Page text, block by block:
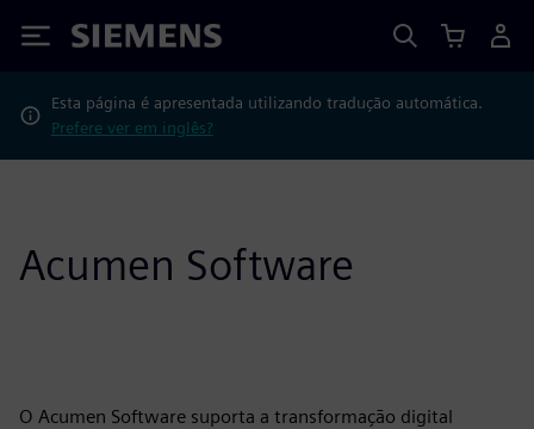
Siemens
Esta página é apresentada utilizando tradução automática.
Prefere ver em inglês?
Acumen Software
O Acumen Software suporta a transformação digital